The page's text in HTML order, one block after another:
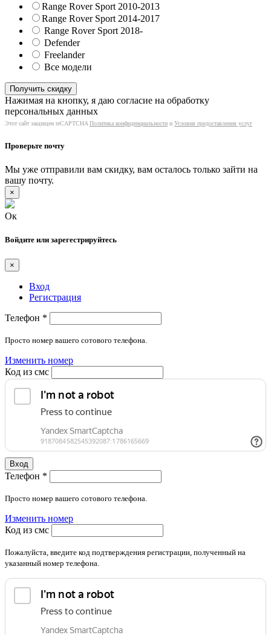
Range Rover Sport 2010-2013
Range Rover Sport 2014-2017
Range Rover Sport 2018-
Defender
Freelander
Все модели
Нажимая на кнопку, я даю согласие на обработку
персональных данных
Этот сайт защищен reCAPTCHA Политика конфиденциальности и Условия предоставления услуг
Проверьте почту
Мы уже отправили вам скидку, вам осталось только зайти на
вашу почту.
×
Ок
Войдите или зарегестрируйтесь
×
Вход
Регистрация
Телефон *
Просто номер вашего сотового телефона.
Изменить номер
Код из смс
Вход
Телефон *
Просто номер вашего сотового телефона.
Изменить номер
Код из смс
Пожалуйста, введите код подтверждения регистрации, полученный на
указанный номер телефона.